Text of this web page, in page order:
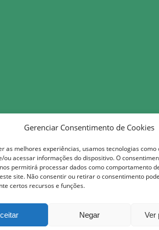
Gerenciar Consentimento de Cookies
as melhores experiências, usamos tecnologias como
ou acessar informações do dispositivo. O
permitirá processar dados como comportamento
site. Não consentir ou retirar o consentimento
certos recursos e funções.
Negar Ver
Costa, 118, Centro-Monte das Gameleiras/
13h